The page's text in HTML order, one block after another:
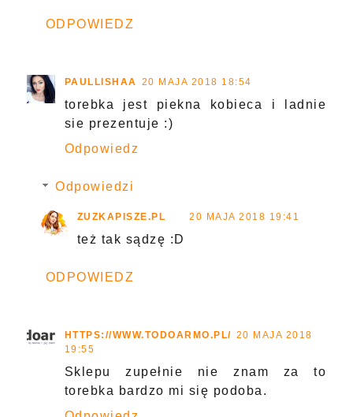
ODPOWIEDZ
PAULLISHAA 20 MAJA 2018 18:54
torebka jest piekna kobieca i ladnie
sie prezentuje :)
Odpowiedz
Odpowiedzi
ZUZKAPISZE.PL 20 MAJA 2018 19:41
też tak sądzę :D
ODPOWIEDZ
HTTPS://WWW.TODOARMO.PL/ 20 MAJA 2018
19:55
Sklepu zupełnie nie znam za to
torebka bardzo mi się podoba.